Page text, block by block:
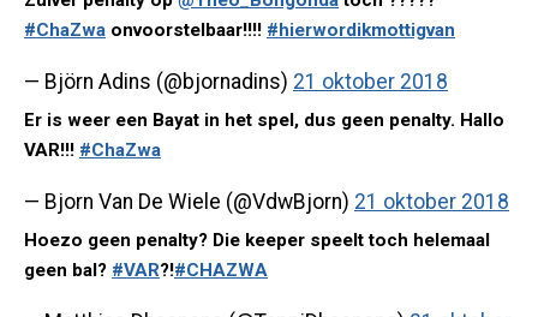
#ChaZwa onvoorstelbaar!!!! #hierwordikmottigvan
— Björn Adins (@bjornadins) 21 oktober 2018
Er is weer een Bayat in het spel, dus geen penalty. Hallo
VAR!!! #ChaZwa
— Bjorn Van De Wiele (@VdwBjorn) 21 oktober 2018
Hoezo geen penalty? Die keeper speelt toch helemaal
geen bal? #VAR?!#CHAZWA